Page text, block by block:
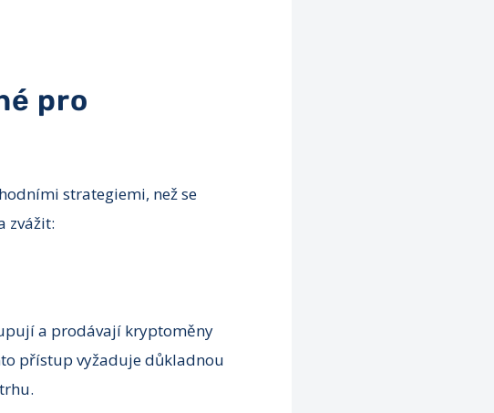
pro
strategiemi, než se
zvážit:
a prodávají kryptoměny
přístup vyžaduje důkladnou